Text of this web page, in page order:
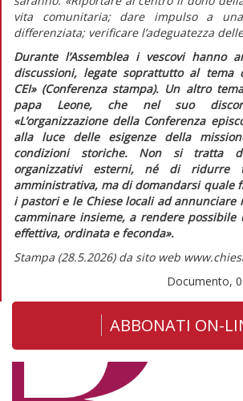
vita comunitaria; dare impulso a una
differenziata; verificare l’adeguatezza
Durante l’Assemblea i vescovi hanno
discussioni, legate soprattutto al tema
CEI» (Conferenza stampa). Un altro
papa Leone, che nel suo
«L’organizzazione della Conferenza
alla luce delle esigenze della
condizioni storiche. Non si tratta
organizzativi esterni, né di ridurre
amministrativa, ma di domandarsi quale
i pastori e le Chiese locali ad annunciare
camminare insieme, a rendere possibile
effettiva, ordinata e feconda».
Stampa (28.5.2026) da sito web
Documento,
ABBONATI ON-